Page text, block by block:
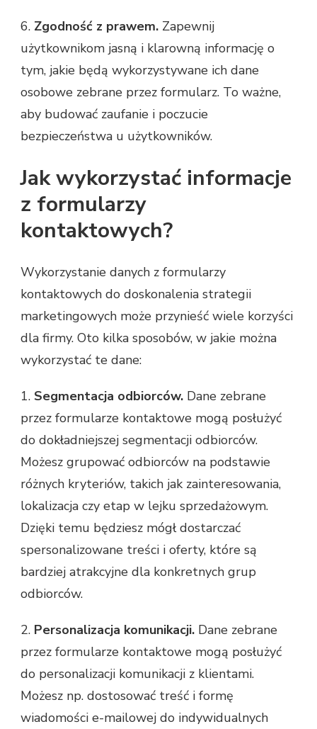
6. Zgodność z prawem. Zapewnij
użytkownikom jasną i klarowną informację o
tym, jakie będą wykorzystywane ich dane
osobowe zebrane przez formularz. To ważne,
aby budować zaufanie i poczucie
bezpieczeństwa u użytkowników.
Jak wykorzystać informacje
z formularzy
kontaktowych?
Wykorzystanie danych z formularzy
kontaktowych do doskonalenia strategii
marketingowych może przynieść wiele korzyści
dla firmy. Oto kilka sposobów, w jakie można
wykorzystać te dane:
1. Segmentacja odbiorców. Dane zebrane
przez formularze kontaktowe mogą posłużyć
do dokładniejszej segmentacji odbiorców.
Możesz grupować odbiorców na podstawie
różnych kryteriów, takich jak zainteresowania,
lokalizacja czy etap w lejku sprzedażowym.
Dzięki temu będziesz mógł dostarczać
spersonalizowane treści i oferty, które są
bardziej atrakcyjne dla konkretnych grup
odbiorców.
2. Personalizacja komunikacji. Dane zebrane
przez formularze kontaktowe mogą posłużyć
do personalizacji komunikacji z klientami.
Możesz np. dostosować treść i formę
wiadomości e-mailowej do indywidualnych